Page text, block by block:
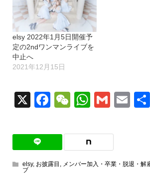
elsy 2022年1月5日開催予
定の2ndワンマンライブを
中止へ
2021年12月15日
X Facebook
WeChatGmail
elsy, お披露目 , メンバー加入・卒業・脱退・解
ブ